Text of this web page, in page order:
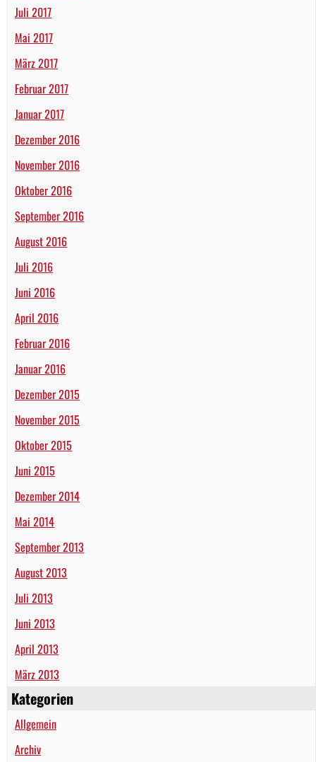
Juli 2017
Mai 2017
März 2017
Februar 2017
Januar 2017
Dezember 2016
November 2016
Oktober 2016
September 2016
August 2016
Juli 2016
Juni 2016
April 2016
Februar 2016
Januar 2016
Dezember 2015
November 2015
Oktober 2015
Juni 2015
Dezember 2014
Mai 2014
September 2013
August 2013
Juli 2013
Juni 2013
April 2013
März 2013
Kategorien
Allgemein
Archiv